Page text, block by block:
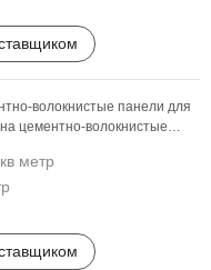
волокнистые панели для
цементно-волокнистые
метр